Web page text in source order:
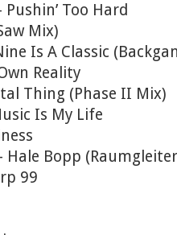
Too Hard
Mix)
Is A Classic
Reality
Thing (Phase II Mix)
Is My Life
Hale Bopp
99